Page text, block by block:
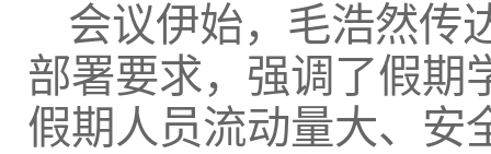
会议伊始，毛浩然传
部署要求，强调了假期
假期人员流动量大、安